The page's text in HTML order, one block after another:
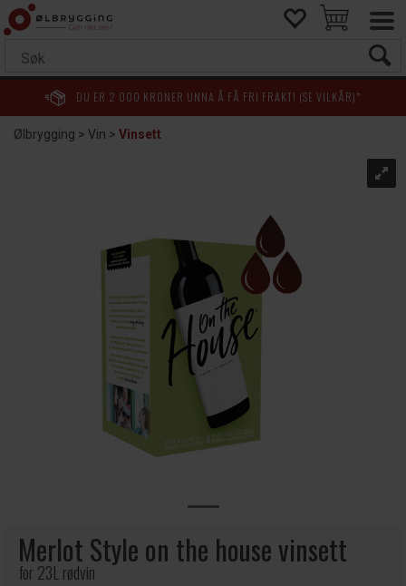
DU ER 2 000 KRONER UNNA Å FÅ FRI FRAKT! (SE VILKÅR)*
Ølbrygging>Vin>Vinsett
Merlot Style on the house vinsett
for 23L rødvin